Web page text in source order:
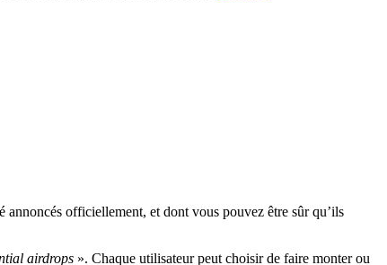
annoncés officiellement, et dont vous pouvez être sûr qu’ils
airdrops ». Chaque utilisateur peut choisir de faire monter ou